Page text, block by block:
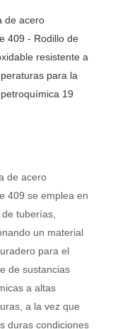
de acero
409 se emplea en
tuberías,
un material
para el
de sustancias
a altas
a la vez que
duras condiciones